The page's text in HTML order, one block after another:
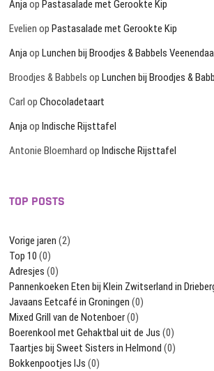
AnjaopPastasalade met Gerookte Kip
Evelien opPastasalade met Gerookte Kip
AnjaopLunchen bij Broodjes & Babbels
Broodjes & Babbels opLunchen bij Broodjes &
Carl opChocoladetaart
AnjaopIndische Rijsttafel
Antonie Bloemhard opIndische Rijsttafel
TOP POSTS
Vorige jaren (2)
Top 10 (0)
Adresjes (0)
Pannenkoeken Eten bij Klein Zwitserland in
Javaans Eetcafé in Groningen (0)
Mixed Grill van de Notenboer(0)
Boerenkool met Gehaktbal uit de Jus (0)
Taartjes bij Sweet Sisters in Helmond (0)
Bokkenpootjes IJs (0)